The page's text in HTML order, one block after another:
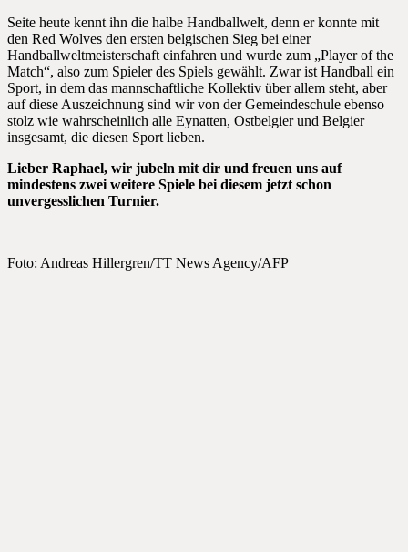
Seite heute kennt ihn die halbe Handballwelt, denn er konnte mit
den Red Wolves den ersten belgischen Sieg bei einer
Handballweltmeisterschaft einfahren und wurde zum „Player of the
Match“, also zum Spieler des Spiels gewählt. Zwar ist Handball ein
Sport, in dem das mannschaftliche Kollektiv über allem steht, aber
auf diese Auszeichnung sind wir von der Gemeindeschule ebenso
stolz wie wahrscheinlich alle Eynatten, Ostbelgier und Belgier
insgesamt, die diesen Sport lieben.
Lieber Raphael, wir jubeln mit dir und freuen uns auf
mindestens zwei weitere Spiele bei diesem jetzt schon
unvergesslichen Turnier.
Foto: Andreas Hillergren/TT News Agency/AFP